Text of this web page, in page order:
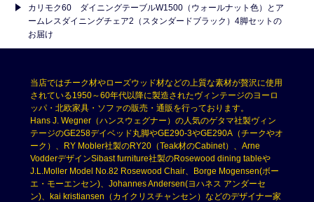
カリモク60 ダイニングテーブルW1500（ウォールナット色）とア
ームレスダイニングチェア2（スタンダードブラック）4脚セットの
お届け
当店ではチーク材やローズウッド材などの上質な素材が贅沢に使用
されている1950～60年代以降に製造されたヴィンテージのヨーロ
ッパ・北欧家具・ソファの販売・通販を行っております。
Hans J. Wegner（ハンスウェグナー）の人気のゲタマ社製ヴィン
テージのGE258デイベッド丸脚やGE290-3やGE290A（チークやオ
ーク）、RY Mobler社製のRY20（Teak材のCabinet）、Arne
VodderデザインSibast furniture社製のRosewood dining tableや
J.L.Moller Model No.82 Rosewood Chair、Borge Mogensen(ボー
エ・モーエンセン)、Johannes Andersen(ヨハネス アンダーセ
ン)、kai kristiansen（カイクリスチャンセン）などのデザイナー家